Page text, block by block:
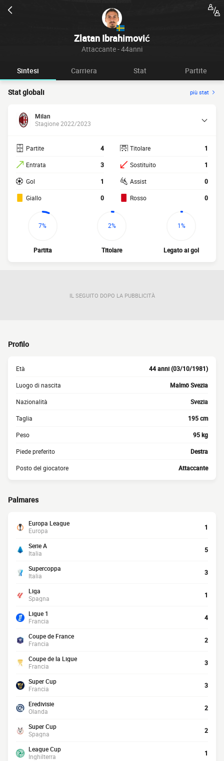
Zlatan Ibrahimović
Attaccante - 44anni
Sintesi Carriera Stat Partite
Stat globali più stat
Milan
Stagione 2022/2023
Partite 4
Entrata 3
Gol 1
Giallo 0
Titolare 1
Sostituito 1
Assist 0
Rosso 0
7%
Partita
2%
Titolare
1%
Legato ai gol
IL SEGUITO DOPO LA PUBBLICITÀ
Profilo
Età 44 anni (03/10/1981)
Luogo di nascita Malmö Svezia
Nazionalità Svezia
Taglia 195 cm
Peso 95 kg
Piede preferito Destra
Posto del giocatore Attaccante
Palmares
Europa League
Europa
1
Serie A
Italia
5
Supercoppa
Italia
3
Liga
Spagna
1
Ligue 1
Francia
4
Coupe de France
Francia
2
Coupe de la Ligue
Francia
3
Super Cup
Francia
3
Eredivisie
Olanda
2
Super Cup
Spagna
2
League Cup
Inghilterra
1